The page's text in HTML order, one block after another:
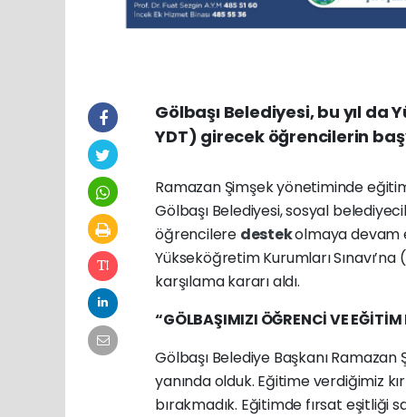
Gölbaşı Belediyesi, bu yıl da
YDT) girecek öğrencilerin
Ramazan Şimşek yönetiminde
Gölbaşı Belediyesi, sosyal
öğrencilere destekolmaya devam
Yükseköğretim Kurumları
karşılama kararı aldı.
“GÖLBAŞIMIZI ÖĞRENCİ VE
Gölbaşı Belediye Başkanı
yanında olduk. Eğitime verdiğimiz
bırakmadık. Eğitimde fırsat eşitliği